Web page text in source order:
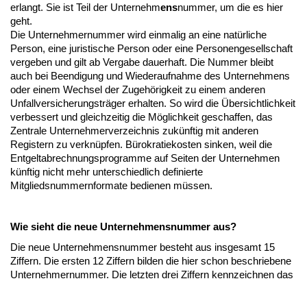
erlangt. Sie ist Teil der Unternehmensnummer, um die es hier
geht.
Die Unternehmernummer wird einmalig an eine natürliche
Person, eine juristische Person oder eine Personengesellschaft
vergeben und gilt ab Vergabe dauerhaft. Die Nummer bleibt
auch bei Beendigung und Wiederaufnahme des Unternehmens
oder einem Wechsel der Zugehörigkeit zu einem anderen
Unfallversicherungsträger erhalten. So wird die Übersichtlichkeit
verbessert und gleichzeitig die Möglichkeit geschaffen, das
Zentrale Unternehmerverzeichnis zukünftig mit anderen
Registern zu verknüpfen. Bürokratiekosten sinken, weil die
Entgeltabrechnungsprogramme auf Seiten der Unternehmen
künftig nicht mehr unterschiedlich definierte
Mitgliedsnummernformate bedienen müssen.
Wie sieht die neue Unternehmensnummer aus?
Die neue Unternehmensnummer besteht aus insgesamt 15
Ziffern. Die ersten 12 Ziffern bilden die hier schon beschriebene
Unternehmernummer. Die letzten drei Ziffern kennzeichnen das